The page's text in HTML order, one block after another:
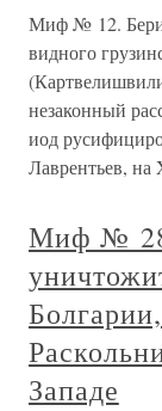
Миф № 12.
видного
незаконный
иод
Лаврентьев, на
Миф №
Западе